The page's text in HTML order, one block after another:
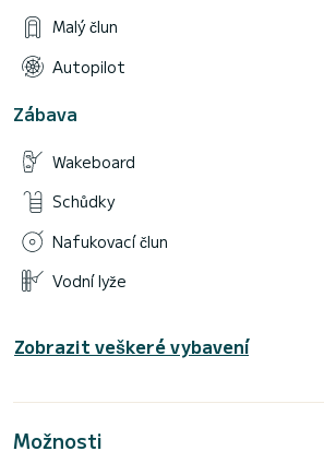
Malý člun
Autopilot
Zábava
Wakeboard
Schůdky
Nafukovací člun
Vodní lyže
Zobrazit veškeré vybavení
Možnosti